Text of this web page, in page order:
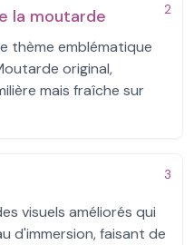
2
la moutarde
thème emblématique
original,
mais fraîche sur
3
visuels améliorés qui
d'immersion, faisant de